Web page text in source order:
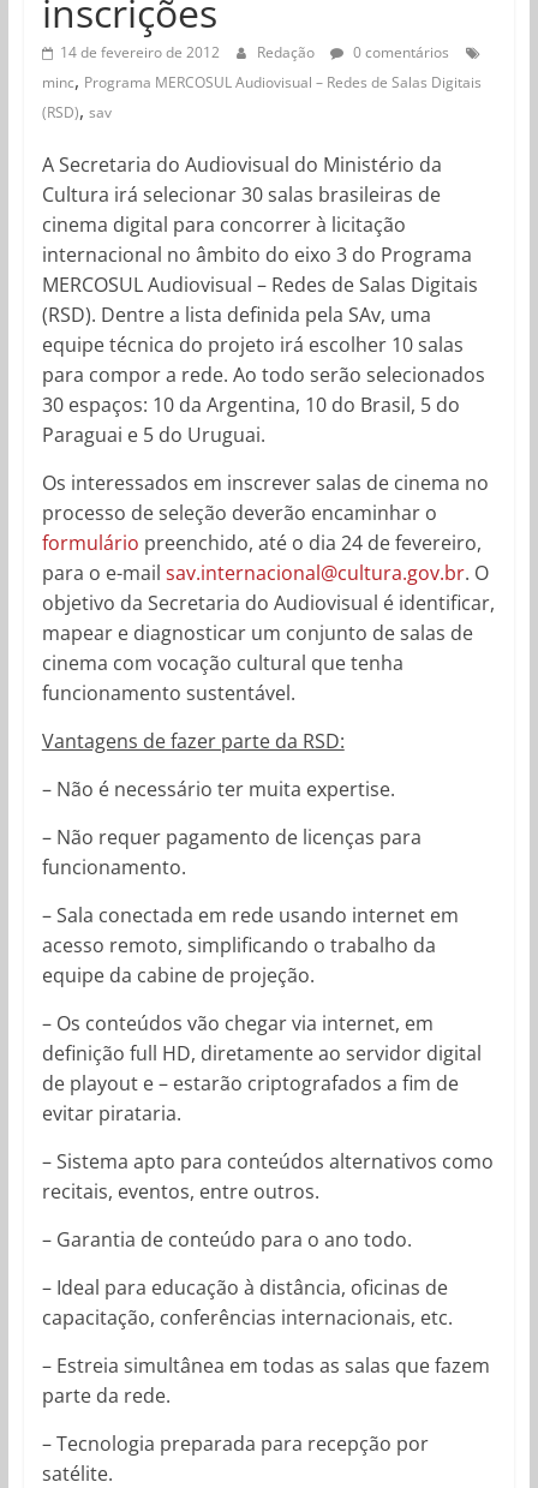
inscrições
14 de fevereiro de 2012 Redação
0 comentários
minc, Programa MERCOSUL Audiovisual – Redes de Salas Digitais
(RSD), sav
A Secretaria do Audiovisual do Ministério da
Cultura irá selecionar 30 salas brasileiras de
cinema digital para concorrer à licitação
internacional no âmbito do eixo 3 do Programa
MERCOSUL Audiovisual – Redes de Salas Digitais
(RSD). Dentre a lista definida pela SAv, uma
equipe técnica do projeto irá escolher 10 salas
para compor a rede. Ao todo serão selecionados
30 espaços: 10 da Argentina, 10 do Brasil, 5 do
Paraguai e 5 do Uruguai.
Os interessados em inscrever salas de cinema no
processo de seleção deverão encaminhar o
formulário preenchido, até o dia 24 de fevereiro,
para o e-mail sav.internacional@cultura.gov.br. O
objetivo da Secretaria do Audiovisual é identificar,
mapear e diagnosticar um conjunto de salas de
cinema com vocação cultural que tenha
funcionamento sustentável.
Vantagens de fazer parte da RSD:
– Não é necessário ter muita expertise.
– Não requer pagamento de licenças para
funcionamento.
– Sala conectada em rede usando internet em
acesso remoto, simplificando o trabalho da
equipe da cabine de projeção.
– Os conteúdos vão chegar via internet, em
definição full HD, diretamente ao servidor digital
de playout e – estarão criptografados a fim de
evitar pirataria.
– Sistema apto para conteúdos alternativos como
recitais, eventos, entre outros.
– Garantia de conteúdo para o ano todo.
– Ideal para educação à distância, oficinas de
capacitação, conferências internacionais, etc.
– Estreia simultânea em todas as salas que fazem
parte da rede.
– Tecnologia preparada para recepção por
satélite.